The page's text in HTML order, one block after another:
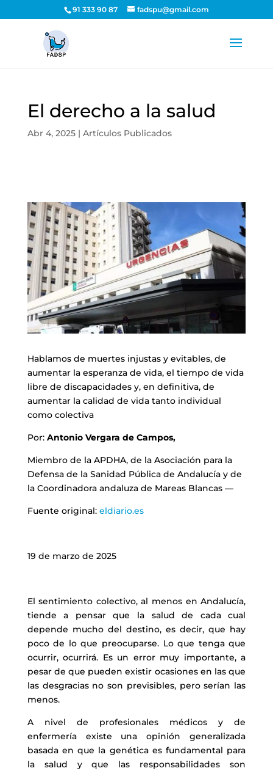
91 333 90 87 fadspu@gmail.com
El derecho a la salud
Abr 4, 2025| Artículos Publicados
Hablamos de muertes injustas y evitables, de
aumentar la esperanza de vida, el tiempo de vida
libre de discapacidades y, en definitiva, de
aumentar la calidad de vida tanto individual
como colectiva
Por: Antonio Vergara de Campos,
Miembro de la APDHA, de la Asociación para la
Defensa de la Sanidad Pública de Andalucía y de
la Coordinadora andaluza de Mareas Blancas —
Fuente original: eldiario.es
19 de marzo de 2025
El sentimiento colectivo, al menos en Andalucía,
tiende a pensar que la salud de cada cual
depende mucho del destino, es decir, que hay
poco de lo que preocuparse. Lo que tenga que
ocurrir, ocurrirá. Es un error muy importante, a
pesar de que pueden existir ocasiones en las que
las desgracias no son previsibles, pero serían las
menos.
A nivel de profesionales médicos y de
enfermería existe una opinión generalizada
basada en que la genética es fundamental para
la salud y que las responsabilidades son